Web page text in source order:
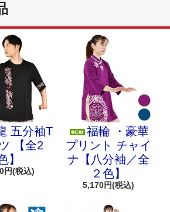
五分袖T
【全2
】
円(税込)
福輪 ・豪華
プリント チャイ
ナ【八分袖／全
２色】
5,170円(税込)